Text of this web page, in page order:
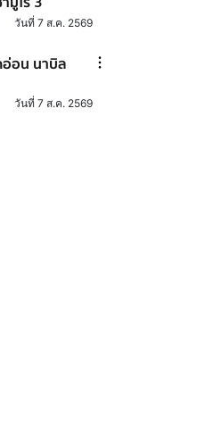
วันที่ 7 ส.ค. 2569
อน นาบิล
วันที่ 7 ส.ค. 2569